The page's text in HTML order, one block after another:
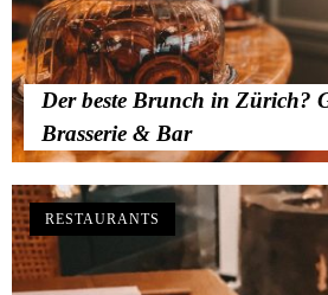
Der beste Brunch in Zürich?
Brasserie & Bar
RESTAURANTS